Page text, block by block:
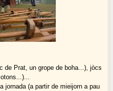
de Prat, un grope de boha...), jòcs
jornada (a partir de mieijorn a pau